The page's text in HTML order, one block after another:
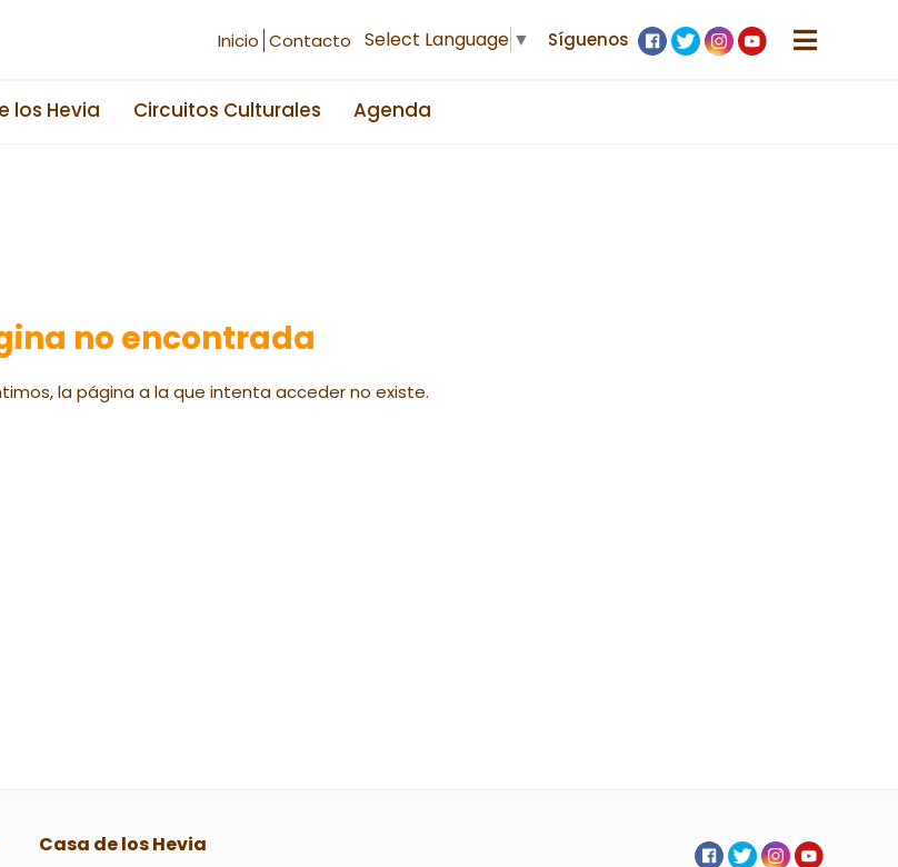
Inicio Contacto Select Language ▼ Síguenos
los Hevia Circuitos Culturales Agenda
no encontrada
la página a la que intenta acceder no existe.
Casa de los Hevia